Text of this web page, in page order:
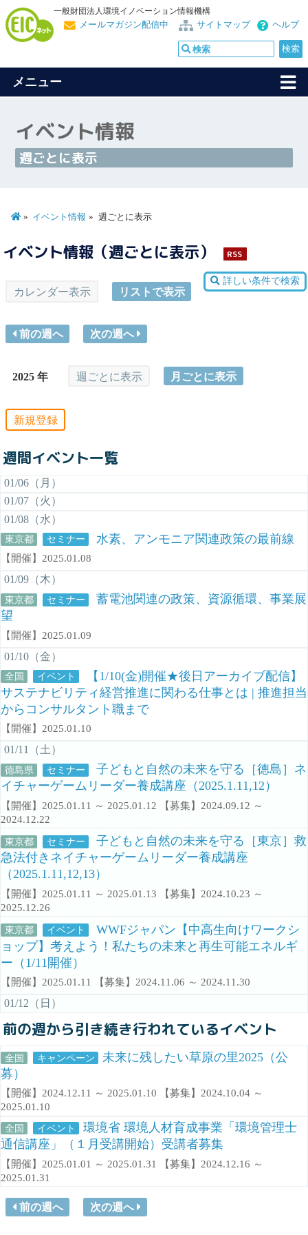
一般財団法人環境イノベーション情報機構
ヘルプ
サイトマップ
メールマガジン配信中
メニュー
イベント情報
週ごとに表示
イベント情報 週ごとに表示
イベント情報（週ごとに表示） RSS
詳しい条件で検索
カレンダー表示 リストで表示
前の週へ 次の週へ
2025 年 週ごとに表示 月ごとに表示
新規登録
週間イベント一覧
01/06（月）
01/07（火）
01/08（水）
東京都 セミナー 水素、アンモニア関連政策の最前線
【開催】2025.01.08
01/09（木）
東京都 セミナー
蓄電池関連の政策、資源循環、事業展
望
【開催】2025.01.09
01/10（金）
全国 イベント
【1/10(金)開催★後日アーカイブ配信】
サステナビリティ経営推進に関わる仕事とは | 推進担当
からコンサルタント職まで
【開催】2025.01.10
01/11（土）
徳島県 セミナー
子どもと自然の未来を守る［徳島］ネ
イチャーゲームリーダー養成講座（2025.1.11,12）
【開催】2025.01.11 ～ 2025.01.12 【募集】2024.09.12 ～
2024.12.22
東京都 セミナー
子どもと自然の未来を守る［東京］救
急法付きネイチャーゲームリーダー養成講座
（2025.1.11,12,13）
【開催】2025.01.11 ～ 2025.01.13 【募集】2024.10.23 ～
2025.12.26
東京都 イベント
WWFジャパン【中高生向けワークシ
ョップ】考えよう！私たちの未来と再生可能エネルギ
ー（1/11開催）
【開催】2025.01.11 【募集】2024.11.06 ～ 2024.11.30
01/12（日）
前の週から引き続き行われているイベント
全国 キャンペーン
未来に残したい草原の里2025（公
募）
【開催】2024.12.11 ～ 2025.01.10 【募集】2024.10.04 ～
2025.01.10
全国 イベント
環境省 環境人材育成事業「環境管理士
通信講座」（１月受講開始）受講者募集
【開催】2025.01.01 ～ 2025.01.31 【募集】2024.12.16 ～
2025.01.31
前の週へ 次の週へ